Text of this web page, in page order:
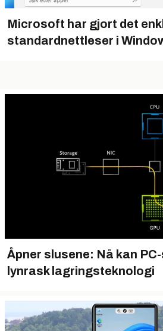
Microsoft har gjort det
standardnettleser i
Åpner slusene: Nå kan
lynrask lagringsteknologi